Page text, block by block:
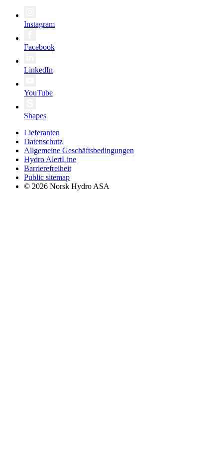
Instagram
Facebook
LinkedIn
YouTube
Shapes
Lieferanten
Datenschutz
Allgemeine Geschäftsbedingungen
Hydro AlertLine
Barrierefreiheit
Public sitemap
© 2026 Norsk Hydro ASA